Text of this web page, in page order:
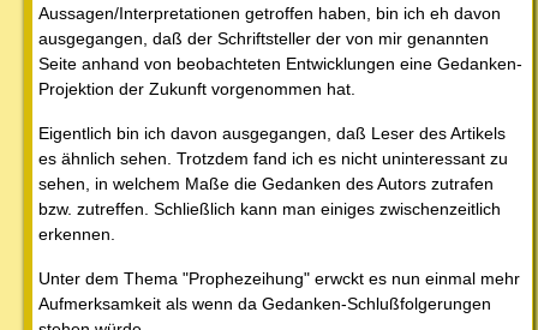
Aussagen/Interpretationen getroffen haben, bin ich eh davon
ausgegangen, daß der Schriftsteller der von mir genannten
Seite anhand von beobachteten Entwicklungen eine Gedanken-
Projektion der Zukunft vorgenommen hat.
Eigentlich bin ich davon ausgegangen, daß Leser des Artikels
es ähnlich sehen. Trotzdem fand ich es nicht uninteressant zu
sehen, in welchem Maße die Gedanken des Autors zutrafen
bzw. zutreffen. Schließlich kann man einiges zwischenzeitlich
erkennen.
Unter dem Thema "Prophezeihung" erwckt es nun einmal mehr
Aufmerksamkeit als wenn da Gedanken-Schlußfolgerungen